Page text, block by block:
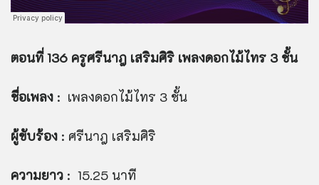
ตอนที่ 136 ครูศรีนาฎ เสริมศิริ เพลงดอกไม้ไทร 3 ชั้น
ชื่อเพลง : เพลงดอกไม้ไทร 3 ชั้น
ผู้ขับร้อง : ศรีนาฎ เสริมศิริ
ความยาว : 15.25 นาที